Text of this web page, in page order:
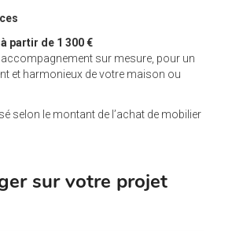
partir de 1 300 €
sur mesure, pour un
et harmonieux de votre maison ou
selon le montant de l’achat de mobilier
sur votre projet